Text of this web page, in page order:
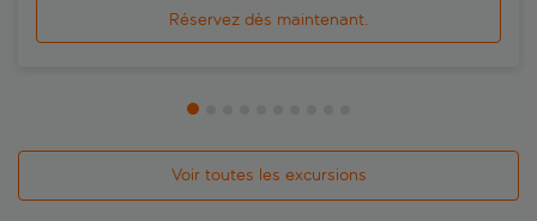
Imaginez des wagons anciens de bois ornés de ferrures en
débordant de nostalgie. Le train étant électrique, c'est un
moyen plus durable de voyager. Vous prendrez ensuite le
faufilant entre les maisons des villages. La vallée de Soller
est célèbre dans toutes les îles pour ses oranges et le
Réservez dès maintenant.
Voir toutes les excursions